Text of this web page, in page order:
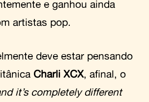
e ganhou ainda
artistas pop.
deve estar pensando
Charli XCX, afinal, o
it’s completely different